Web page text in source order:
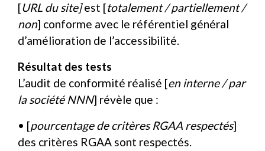
[URL du site]est [totalement / partiellement /
non] conforme avec le référentiel général
d’amélioration de l’accessibilité.
Résultat des tests
L’audit de conformité réalisé [en interne / par
la société NNN] révèle que :
• [pourcentage de critères RGAA respectés]
des critères RGAA sont respectés.